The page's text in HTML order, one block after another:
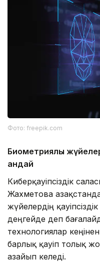
Фото: freepik.com
Биометриялық
қандай
Киберқауіпсіздік
Жахметова
жүйелердің
деңгейде деп
технологиялар
барлық қауіп толық
азайып келеді.